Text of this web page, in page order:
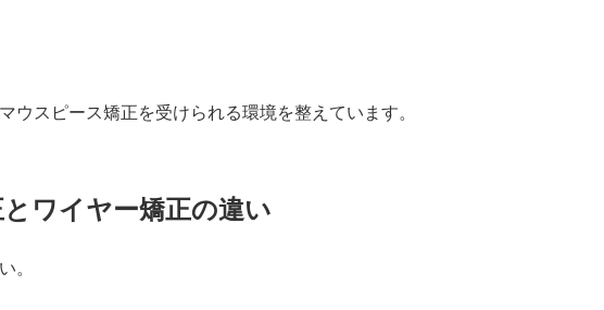
ウスピース矯正を受けられる環境を整えています。
ワイヤー矯正の違い
。